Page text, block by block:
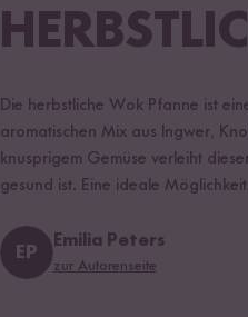
Die herbstliche Wok Pfanne ist
aromatischen Mix aus Ingwer,
knusprigem Gemüse verleiht
gesund ist. Eine ideale
EP
Emilia Peters
zur Autorenseite